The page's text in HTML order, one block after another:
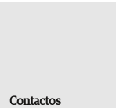
Contactos